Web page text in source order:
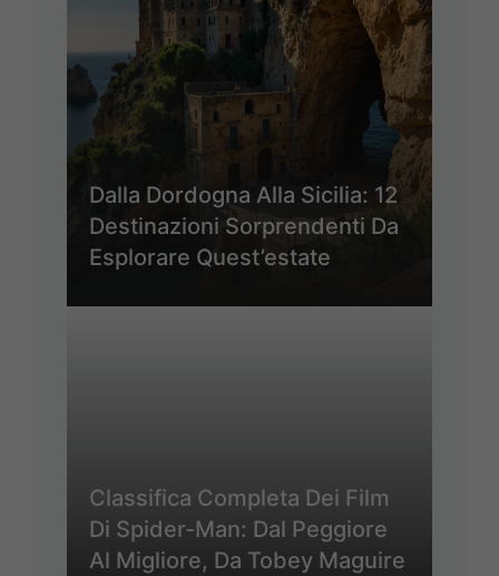
Dalla Dordogna Alla Sicilia: 12
Destinazioni Sorprendenti Da
Esplorare Quest’estate
Classifica Completa Dei Film
Di Spider-Man: Dal Peggiore
Al Migliore, Da Tobey Maguire